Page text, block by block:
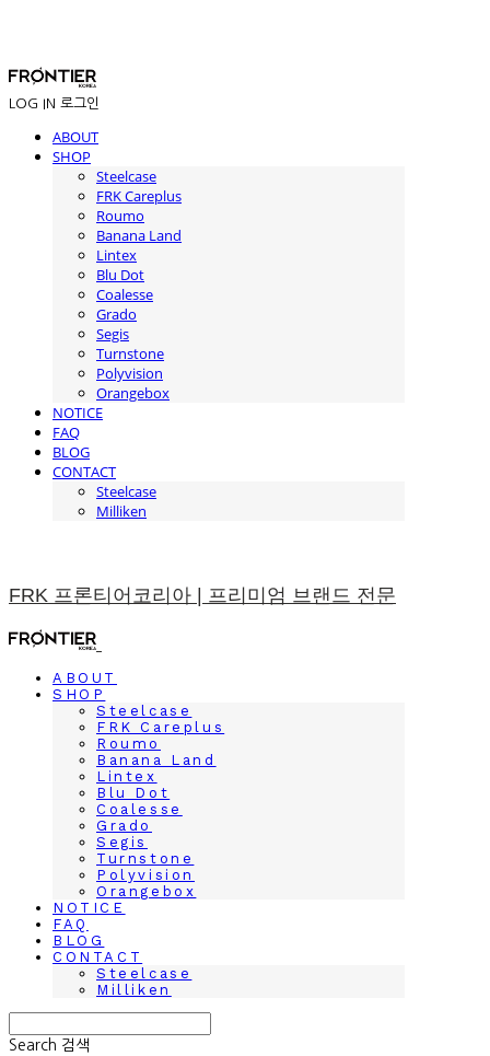
LOG IN 로그인
ABOUT
SHOP
Steelcase
FRK Careplus
Roumo
Banana Land
Lintex
Blu Dot
Coalesse
Grado
Segis
Turnstone
Polyvision
Orangebox
NOTICE
FAQ
BLOG
CONTACT
Steelcase
Milliken
FRK 프론티어코리아 | 프리미엄 브랜드 전문
ABOUT
SHOP
Steelcase
FRK Careplus
Roumo
Banana Land
Lintex
Blu Dot
Coalesse
Grado
Segis
Turnstone
Polyvision
Orangebox
NOTICE
FAQ
BLOG
CONTACT
Steelcase
Milliken
Search 검색